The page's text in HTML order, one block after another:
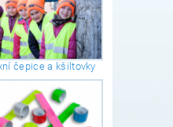
čepice a kšiltovky